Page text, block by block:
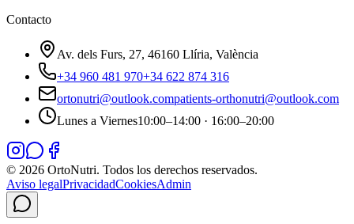
Contacto
Av. dels Furs, 27, 46160 Llíria, València
+34 960 481 970+34 622 874 316
ortonutri@outlook.compatients-orthonutri@outlook.com
Lunes a Viernes10:00–14:00 · 16:00–20:00
© 2026 OrtoNutri. Todos los derechos reservados.
Aviso legalPrivacidadCookiesAdmin